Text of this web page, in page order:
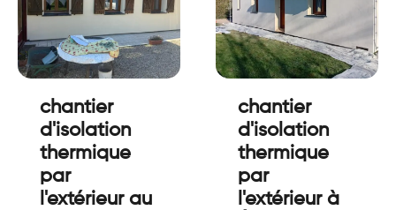
chantier
d'isolation
thermique
par
l'extérieur au
chantier
d'isolation
thermique
par
l'extérieur à